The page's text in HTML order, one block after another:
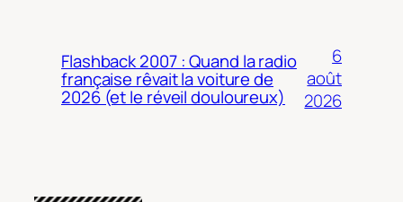
Flashback 2007 : Quand la radio
française rêvait la voiture de
2026 (et le réveil douloureux)
6
août
2026